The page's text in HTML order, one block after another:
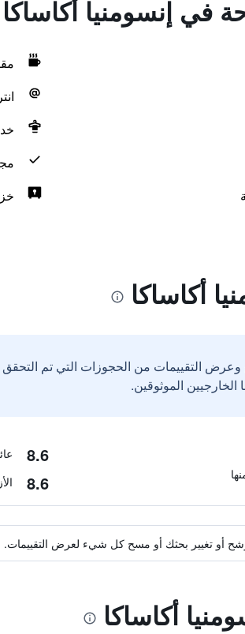
في إنسومنيا أكاساكا
أكاساكا
وعرض التقييمات من الحجوزات التي تم
8.6
8.6
أو تغيير بحثك أو مسح كل شيء لعرض التقييمات.
أكاساكا